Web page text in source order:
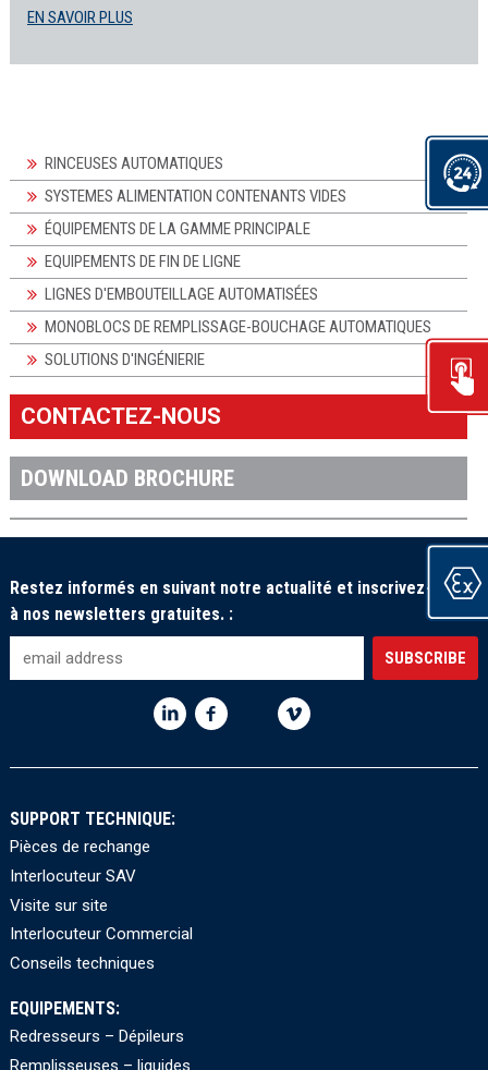
EN SAVOIR PLUS
RINCEUSES AUTOMATIQUES
SYSTEMES ALIMENTATION CONTENANTS VIDES
ÉQUIPEMENTS DE LA GAMME PRINCIPALE
EQUIPEMENTS DE FIN DE LIGNE
LIGNES D'EMBOUTEILLAGE AUTOMATISÉES
MONOBLOCS DE REMPLISSAGE-BOUCHAGE AUTOMATIQUES
SOLUTIONS D'INGÉNIERIE
CONTACTEZ-NOUS
DOWNLOAD BROCHURE
Restez informés en suivant notre actualité et inscrivez-vous
à nos newsletters gratuites. :
SUPPORT TECHNIQUE:
Pièces de rechange
Interlocuteur SAV
Visite sur site
Interlocuteur Commercial
Conseils techniques
EQUIPEMENTS:
Redresseurs – Dépileurs
Remplisseuses – liquides